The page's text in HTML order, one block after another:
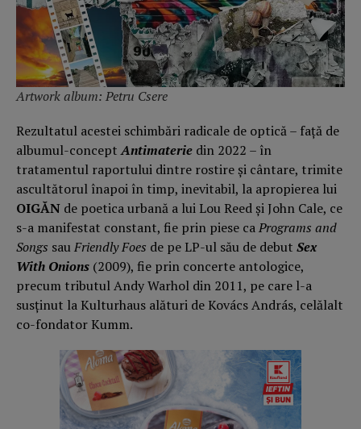
Artwork album: Petru Csere
Rezultatul acestei schimbări radicale de optică – faţă de
albumul-conceptAntimaterie din 2022 – în
tratamentul raportului dintre rostire şi cântare, trimite
ascultătorul înapoi în timp, inevitabil, la apropierea lui
OIGĂN de poetica urbană a lui Lou Reed şi John Cale, ce
s-a manifestat constant, fie prin piese caPrograms and
Songs sauFriendly Foes de pe LP-ul său de debut Sex
With Onions (2009), fie prin concerte antologice,
precum tributul Andy Warhol din 2011, pe care l-a
susţinut la Kulturhaus alături de Kovács András, celălalt
co-fondator Kumm.